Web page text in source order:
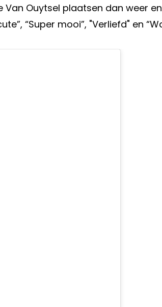
Van Ouytsel plaatsen dan weer
“Super mooi”, "Verliefd" en